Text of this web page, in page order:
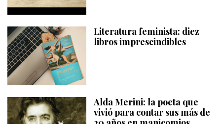
Literatura feminista: diez
libros imprescindibles
Alda Merini: la poeta que
vivió para contar sus más de